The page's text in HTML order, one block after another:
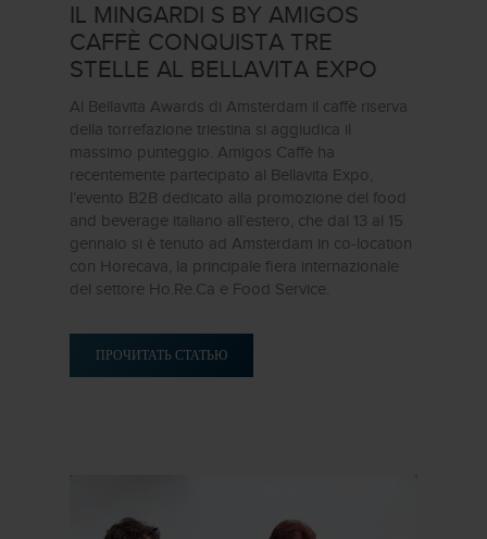
IL MINGARDI S BY AMIGOS
CAFFÈ CONQUISTA TRE
STELLE AL BELLAVITA EXPO
Al Bellavita Awards di Amsterdam il caffè riserva
della torrefazione triestina si aggiudica il
massimo punteggio. Amigos Caffè ha
recentemente partecipato al Bellavita Expo,
l’evento B2B dedicato alla promozione del food
and beverage italiano all’estero, che dal 13 al 15
gennaio si è tenuto ad Amsterdam in co-location
con Horecava, la principale fiera internazionale
del settore Ho.Re.Ca e Food Service.
ПРОЧИТАТЬ СТАТЬЮ